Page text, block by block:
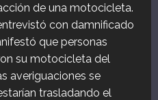
de una motocicleta.
con damnificado
que personas
su motocicleta del
averiguaciones se
trasladando el